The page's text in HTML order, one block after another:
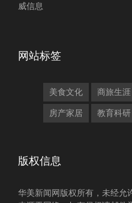
威信息
网站标签
美食文化 商旅生涯
房产家居 教育科研
版权信息
华美新闻网版权所有，未经允